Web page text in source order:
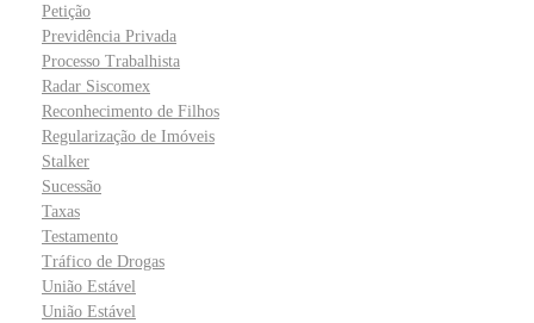
Petição
Previdência Privada
Processo Trabalhista
Radar Siscomex
Reconhecimento de Filhos
Regularização de Imóveis
Stalker
Sucessão
Taxas
Testamento
Tráfico de Drogas
União Estável
União Estável